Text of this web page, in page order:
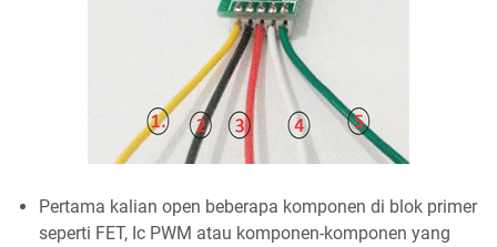
Pertama kalian open beberapa komponen di blok primer
seperti FET, Ic PWM atau komponen-komponen yang